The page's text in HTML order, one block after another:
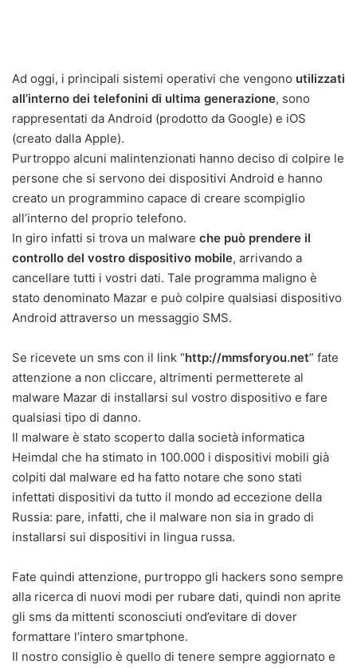
Ad oggi, i principali sistemi operativi che vengono utilizzati
all’interno dei telefonini di ultima generazione, sono
rappresentati da Android (prodotto da Google) e iOS
(creato dalla Apple).
Purtroppo alcuni malintenzionati hanno deciso di colpire le
persone che si servono dei dispositivi Android e hanno
creato un programmino capace di creare scompiglio
all’interno del proprio telefono.
In giro infatti si trova un malware che può prendere il
controllo del vostro dispositivo mobile, arrivando a
cancellare tutti i vostri dati. Tale programma maligno è
stato denominato Mazar e può colpire qualsiasi dispositivo
Android attraverso un messaggio SMS.
Se ricevete un sms con il link “http://mmsforyou.net” fate
attenzione a non cliccare, altrimenti permetterete al
malware Mazar di installarsi sul vostro dispositivo e fare
qualsiasi tipo di danno.
Il malware è stato scoperto dalla società informatica
Heimdal che ha stimato in 100.000 i dispositivi mobili già
colpiti dal malware ed ha fatto notare che sono stati
infettati dispositivi da tutto il mondo ad eccezione della
Russia: pare, infatti, che il malware non sia in grado di
installarsi sui dispositivi in lingua russa.
Fate quindi attenzione, purtroppo gli hackers sono sempre
alla ricerca di nuovi modi per rubare dati, quindi non aprite
gli sms da mittenti sconosciuti ond’evitare di dover
formattare l’intero smartphone.
Il nostro consiglio è quello di tenere sempre aggiornato e